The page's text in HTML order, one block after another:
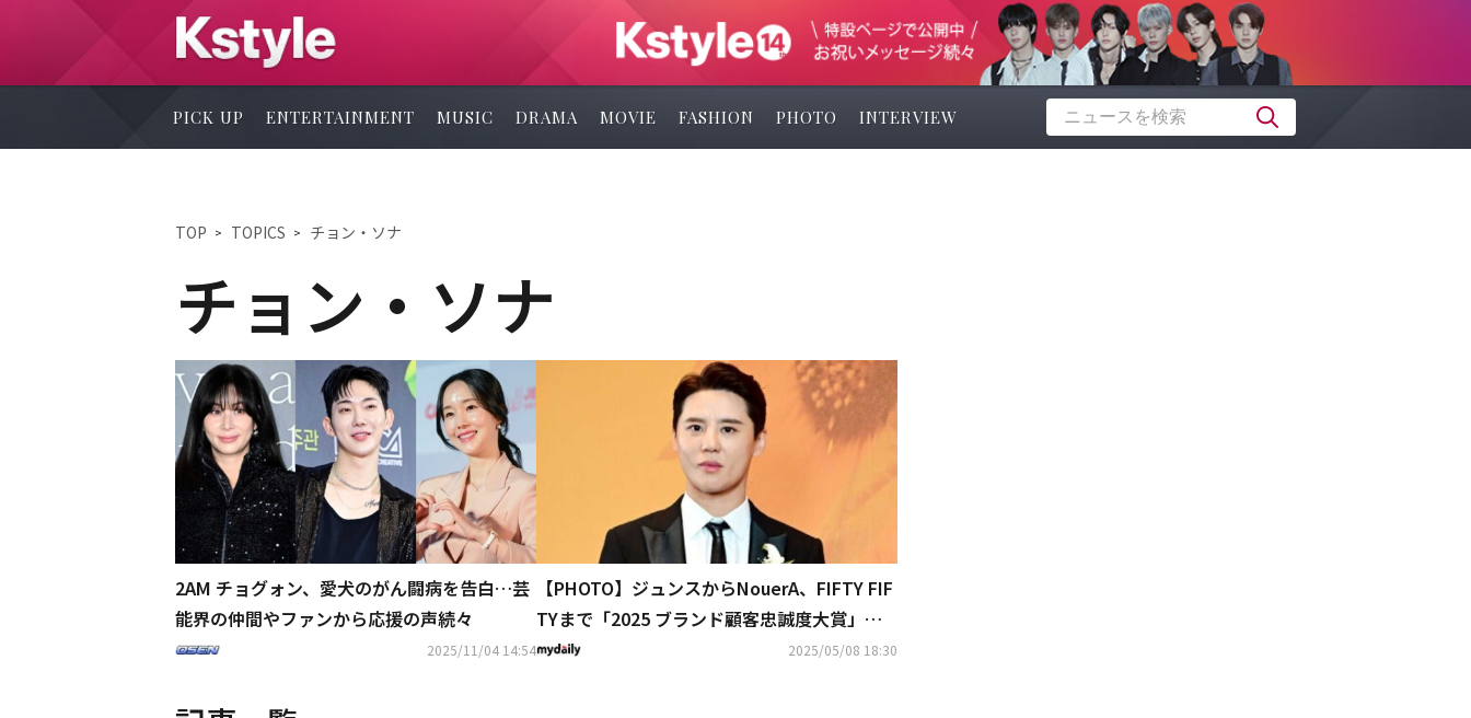
PICK UP ENTERTAINMENT MUSIC DRAMA MOVIE FASHION PHOTO INTERVIEW
TOP TOPICS チョン・ソナ
チョン・ソナ
2AM チョグォン、愛犬のがん闘病を告白…芸
能界の仲間やファンから応援の声続々
2025/11/04 14:54
【PHOTO】ジュンスからNouerA、FIFTY FIF
TYまで「2025 ブランド顧客忠誠度大賞」授
賞式に出席
2025/05/08 18:30